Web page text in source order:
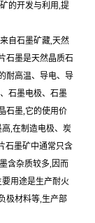
的开发与利用,提
自石墨矿藏,天然
石墨是天然晶质石
耐高温、导电、导
石墨电极、石墨
石墨,它的使用价
,在制造电极、炭
石墨矿中通常只含
含杂质较多,因而
用途是生产耐火
极材料等,生产部